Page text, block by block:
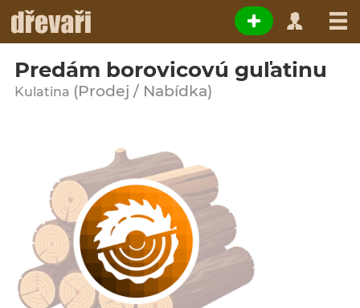
Predám borovicovú guľatinu
Kulatina (Prodej / Nabídka)